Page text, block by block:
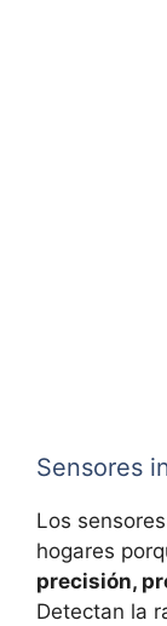
Sensores
Los
hogares
precisión,
Detectan la